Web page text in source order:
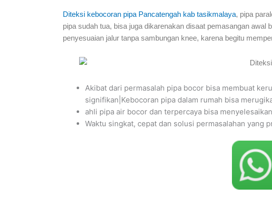
Diteksi kebocoran pipa Pancatengah kab tasikmalaya, pipa
pipa sudah tua, bisa juga dikarenakan disaat pemasangan
penyesuaian jalur tanpa sambungan knee, karena begitu
Akibat dari permasalah pipa bocor bisa membuat
signifikan|Kebocoran pipa dalam rumah bisa
ahli pipa air bocor dan terpercaya bisa
Waktu singkat, cepat dan solusi permasalahan yang